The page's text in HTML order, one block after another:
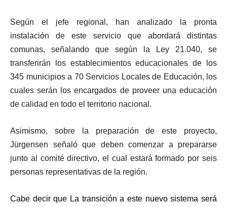
Según el jefe regional, han analizado la pronta
instalación de este servicio que abordará distintas
comunas, señalando que según la Ley 21.040, se
transferirán los establecimientos educacionales de los
345 municipios a 70 Servicios Locales de Educación, los
cuales serán los encargados de proveer una educación
de calidad en todo el territorio nacional.
Asimismo, sobre la preparación de este proyecto,
Jürgensen señaló que deben comenzar a prepararse
junto al comité directivo, el cual estará formado por seis
personas representativas de la región.
Cabe decir que La transición a este nuevo sistema será